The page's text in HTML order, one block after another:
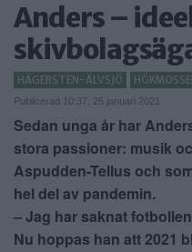
Anders –
HÄGERSTEN-ÄLVSJÖ
Publicerad 10:37, 25 januari 2021
Sedan unga år har
stora passioner: musik
Aspudden-Tellus och
hel del av pandemin.
– Jag har saknat
Nu hoppas han att 2021